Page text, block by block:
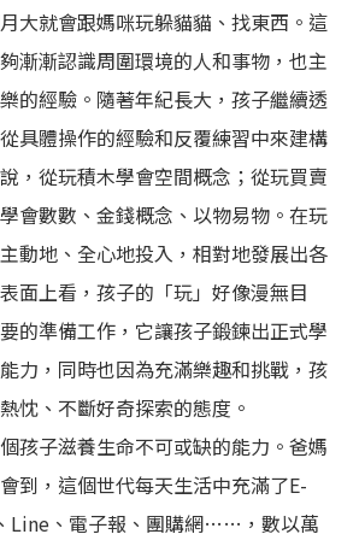
大就會跟媽咪玩躲貓貓、找東西。這
漸漸認識周圍環境的人和事物，也主
的經驗。隨著年紀長大，孩子繼續透
具體操作的經驗和反覆練習中來建構
，從玩積木學會空間概念；從玩買賣
會數數、金錢概念、以物易物。在玩
動地、全心地投入，相對地發展出各
面上看，孩子的「玩」好像漫無目
的準備工作，它讓孩子鍛鍊出正式學
力，同時也因為充滿樂趣和挑戰，孩
忱、不斷好奇探索的態度。
孩子滋養生命不可或缺的能力。爸媽
到，這個世代每天生活中充滿了E-
Line、電子報、團購網……，數以萬